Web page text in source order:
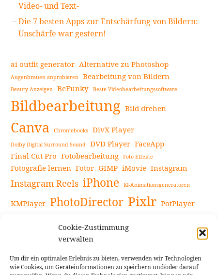
Cookie-Zustimmung
verwalten
Um dir ein optimales Erlebnis zu bieten, verwenden wir Technologien
wie Cookies, um Geräteinformationen zu speichern und/oder darauf
Video- und Text-
Die 7 besten Apps zur Entschärfung von Bildern:
Unschärfe war gestern!
ai outfit generator Alternative zu Photoshop
Augenbrauen anprobieren Bearbeitung von Bildern
Beauty-Anzeigen BeFunky Beste Videobearbeitungssoftware
Bildbearbeitung Bild drehen
Canva Chromebooks DivX Player
Dolby Digital Surround Sound DVD Player FaceApp
Final Cut Pro Fotobearbeitung Foto Effekte
Fotografie lernen Fotor GIMP iMovie Instagram
Instagram Reels iPhone KI-Animationsgeneratoren
KMPlayer PhotoDirector Pixlr PotPlayer
Snapseed
Videoaufnahmen Tipps Videobearbeitung